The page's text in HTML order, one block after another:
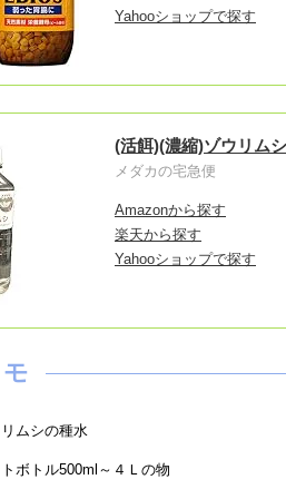
Yahooショップで探す
(活餌)(濃縮)ゾウリム
メダカの宅急便
Amazonから探す
楽天から探す
Yahooショップで探す
ムシの種水
ボトル500ml～４Ｌの物